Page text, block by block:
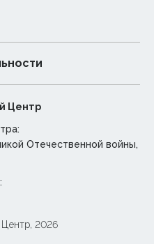
Центр
Отечественной войны,
2026